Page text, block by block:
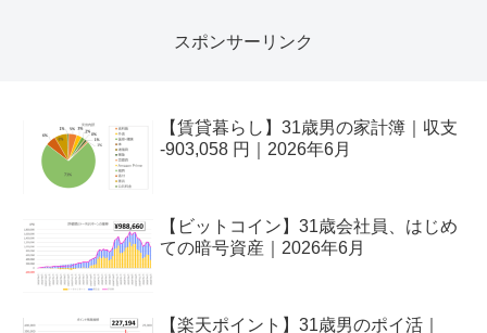
スポンサーリンク
【賃貸暮らし】31歳男の家計簿｜収支
-903,058 円｜2026年6月
【ビットコイン】31歳会社員、はじめ
ての暗号資産｜2026年6月
【楽天ポイント】31歳男のポイ活｜